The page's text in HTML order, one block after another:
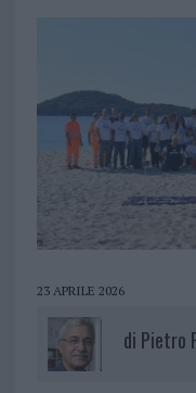
23 APRILE 2026
di Pietro